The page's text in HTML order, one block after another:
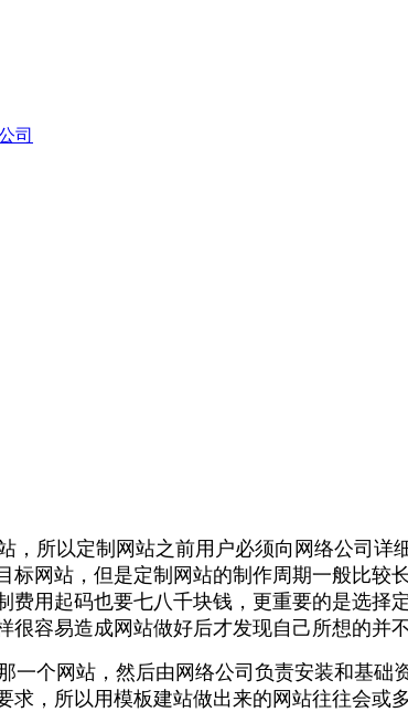
所以定制网站之前用户必须向网络公司详
网站，但是定制网站的制作周期一般比较
用起码也要七八千块钱，更重要的是选择
容易造成网站做好后才发现自己所想的并不
个网站，然后由网络公司负责安装和基础
，所以用模板建站做出来的网站往往会或